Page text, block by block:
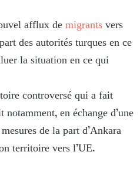
afflux demigrantsvers
des autorités turques en ce
la situation en ce qui
controversé qui a fait
en échange d’une
de la part d’Ankara
territoire vers l’UE.